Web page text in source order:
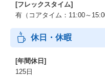
[フレックスタイム]
有（コアタイム：11:00～
休日・休暇
[年間休日]
125日